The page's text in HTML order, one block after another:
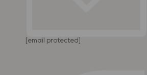
[email protected]